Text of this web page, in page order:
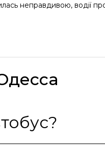
неправдивою, водії
автобус?